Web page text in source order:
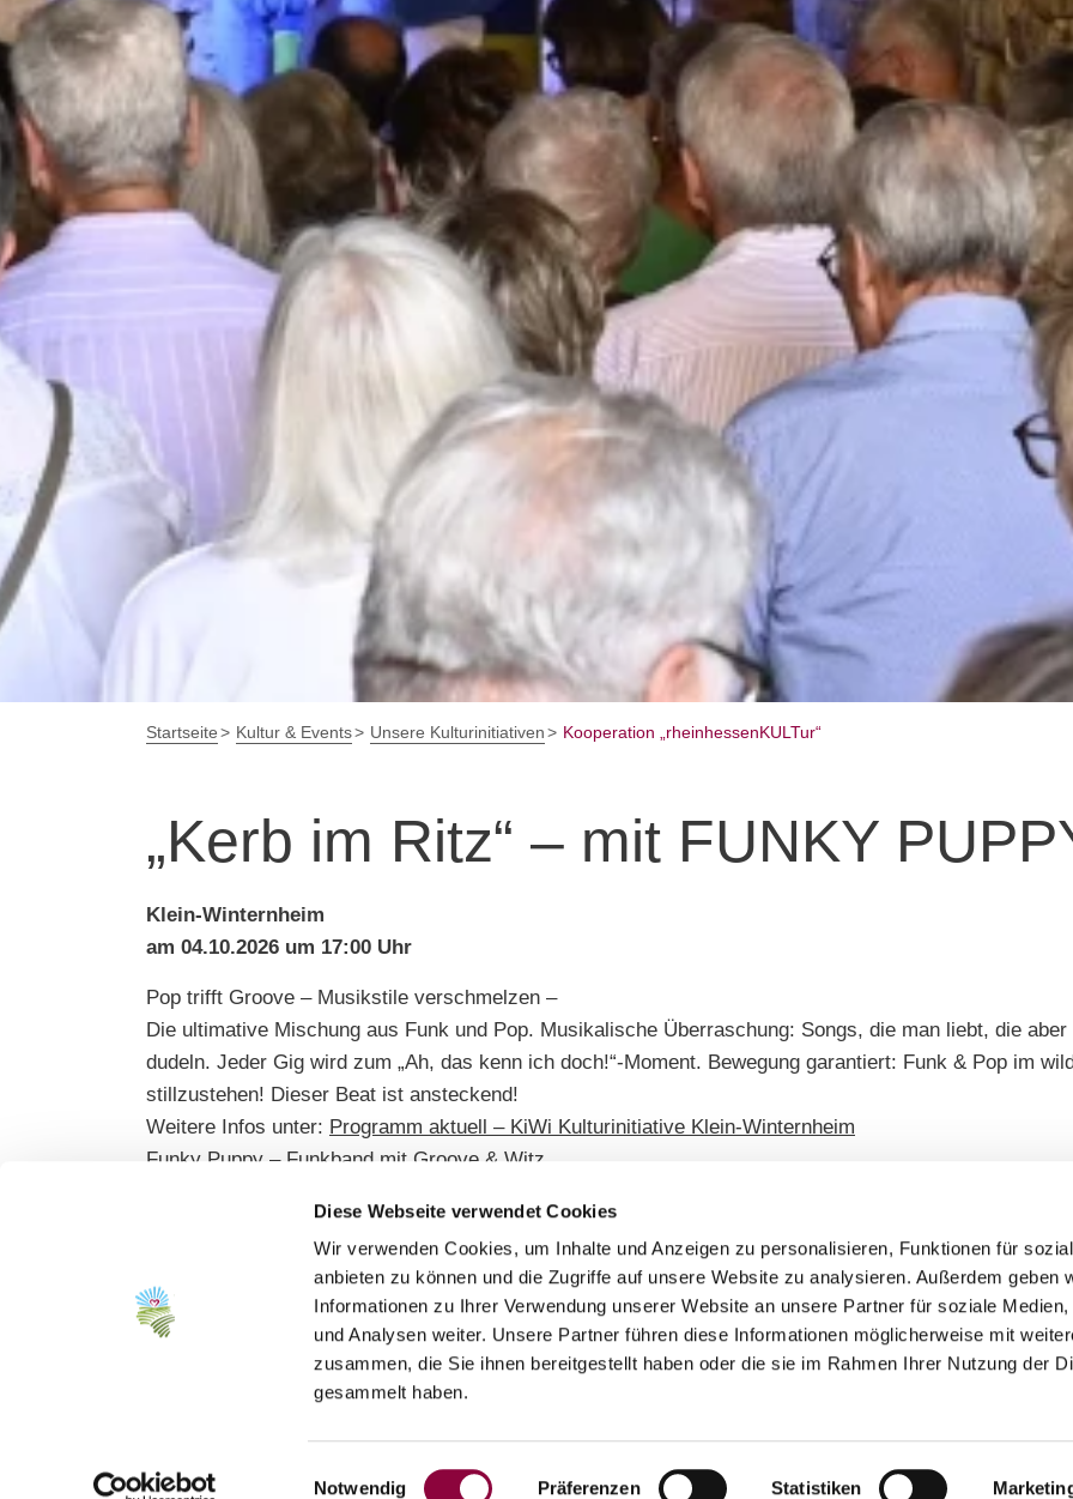
Diese Webseite verwendet Cookies
Wir verwenden Cookies, um Inhalte und Anzeigen zu personalisieren, Funktionen für
anbieten zu können und die Zugriffe auf unsere Website zu analysieren. Außerdem geben
Informationen zu Ihrer Verwendung unserer Website an unsere Partner für soziale Medien,
und Analysen weiter. Unsere Partner führen diese Informationen möglicherweise mit
zusammen, die Sie ihnen bereitgestellt haben oder die sie im Rahmen Ihrer Nutzung der
gesammelt haben.
Einwilligungsauswahl
Notwendig Präferenzen Statistiken
Startseite Kultur & Events Unsere Kulturinitiativen Kooperation „rheinhessenKULTur“
„Kerb im Ritz“ – mit FUNKY
Klein-Winternheim
am 04.10.2026 um 17:00 Uhr
Pop trifft Groove – Musikstile verschmelzen –
Die ultimative Mischung aus Funk und Pop. Musikalische Überraschung: Songs, die man liebt, die
dudeln. Jeder Gig wird zum „Ah, das kenn ich doch!“-Moment. Bewegung garantiert: Funk & Pop im
stillzustehen! Dieser Beat ist ansteckend!
Weitere Infos unter: Programm aktuell – KiWi Kulturinitiative Klein-Winternheim
Funky Puppy – Funkband mit Groove & Witz